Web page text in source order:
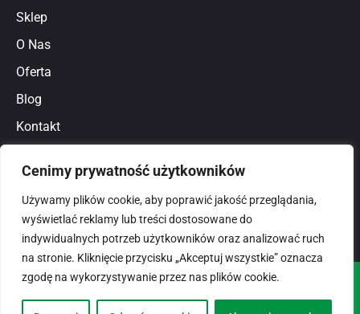
Cenimy prywatność użytkowników
Używamy plików cookie, aby poprawić jakość przeglądania,
wyświetlać reklamy lub treści dostosowane do
indywidualnych potrzeb użytkowników oraz analizować ruch
na stronie. Kliknięcie przycisku „Akceptuj wszystkie” oznacza
zgodę na wykorzystywanie przez nas plików cookie.
Sklep
O Nas
Oferta
Blog
Kontakt
Polityka prywatności
© 2026domlux.plZaprojektowany przez: